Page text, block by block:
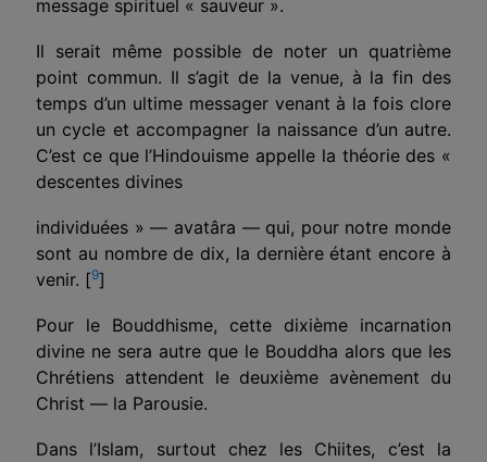
message spirituel « sauveur ».
Il serait même possible de noter un quatrième
point commun. Il s’agit de la venue, à la fin des
temps d’un ultime messager venant à la fois clore
un cycle et accompagner la naissance d’un autre.
C’est ce que l’Hindouisme appelle la théorie des «
descentes divines
individuées » — avatâra — qui, pour notre monde
sont au nombre de dix, la dernière étant encore à
venir. [9]
Pour le Bouddhisme, cette dixième incarnation
divine ne sera autre que le Bouddha alors que les
Chrétiens attendent le deuxième avènement du
Christ — la Parousie.
Dans l’Islam, surtout chez les Chiites, c’est la